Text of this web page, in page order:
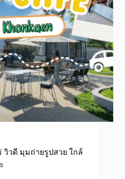
วิวดี มุมถ่ายรูปสวย ใกล้